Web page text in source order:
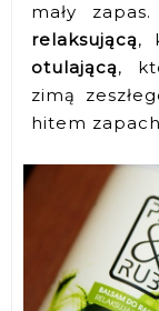
mały
relaksującą,
otulającą,
zimą
hitem